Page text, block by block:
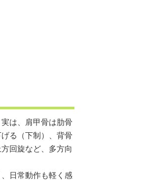
は、肩甲骨は肋骨
る（下制）、背骨
回旋など、多方向
日常動作も軽く感